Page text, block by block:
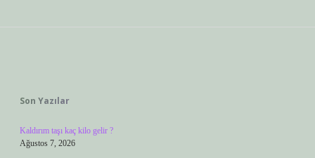
Son Yazılar
Kaldırım taşı kaç kilo gelir ?
Ağustos 7, 2026